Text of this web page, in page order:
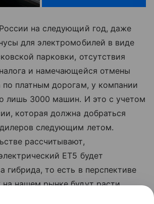
на следующий год, даже
для электромобилей в виде
парковки, отсутствия
и намечающейся отмены
по платным дорогам, у компании
лишь 3000 машин. И это с учетом
которая должна добраться
следующим летом.
рассчитывают,
ET5 будет
гибрида, то есть в перспективе
нашем рынке будут расти.